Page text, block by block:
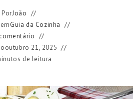
PorJoão
Guia da Cozinha
outubro 21, 2025
de leitura